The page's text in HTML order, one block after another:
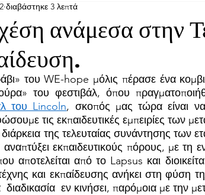
ανάμεσα στην
διαβάστηκε 3 λεπτά
του WE-hope μόλις πέρασε ένα
του φεστιβάλ, όπου
του Lincoln, σκοπός μας τώρα είναι
τις εκπαιδευτικές εμπειρίες των
της τελευταίας συνάντησης των
εκπαιδευτικούς πόρους, με
αποτελείται από το Lapsus και
και εκπαίδευσης ανήκει στη φύση
διαδικασία  εν κινήσει, παρόμοια με την